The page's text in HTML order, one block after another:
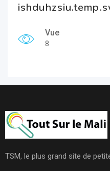
Vue
8
TSM, le plus grand site de